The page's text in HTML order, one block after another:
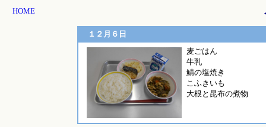
HOME
１２月６日
麦ごはん
牛乳
鯖の塩焼き
こふきいも
大根と昆布の煮物